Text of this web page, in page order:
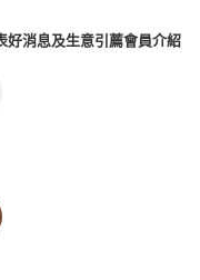
好消息及生意引薦會員介紹